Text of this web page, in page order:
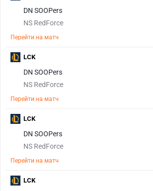
DN SOOPers
NS RedForce
Перейти на матч
DN SOOPers
NS RedForce
Перейти на матч
LCK
DN SOOPers
NS RedForce
Перейти на матч
LCK
LCK